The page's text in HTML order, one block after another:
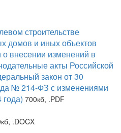
строительстве
домов и иных объектов
внесении изменений в
акты Российской
закон от 30
№ 214-ФЗ с изменениями
700кб, .PDF
.DOCX